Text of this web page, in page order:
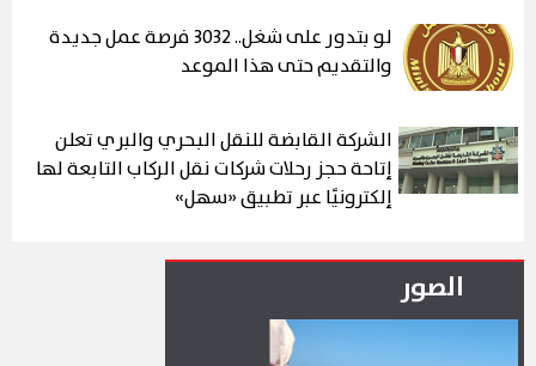
لو بتدور على شغل.. 3032 فرصة عمل جديدة
والتقديم حتى هذا الموعد
الشركة القابضة للنقل البحري والبري تعلن
إتاحة حجز رحلات شركات نقل الركاب التابعة لها
إلكترونيًا عبر تطبيق «سهل»
الصور